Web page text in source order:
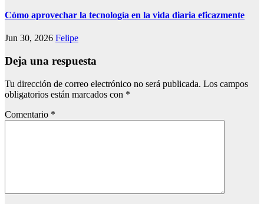
Cómo aprovechar la tecnología en la vida diaria eficazmente
Jun 30, 2026 Felipe
Deja una respuesta
Tu dirección de correo electrónico no será publicada. Los campos
obligatorios están marcados con *
Comentario *